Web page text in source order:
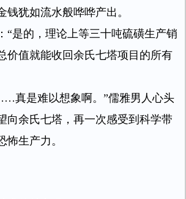
钱犹如流水般哗哗产出。
“是的，理论上等三十吨硫磺生产销
价值就能收回余氏七塔项目的所有
真是难以想象啊。”儒雅男人心头
向余氏七塔，再一次感受到科学带
怖生产力。